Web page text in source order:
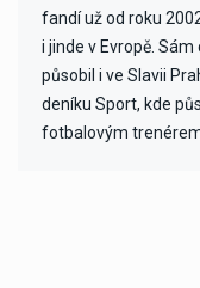
fandí už od roku
i jinde v Evropě.
působil i ve Slavii
deníku Sport, kde
fotbalovým